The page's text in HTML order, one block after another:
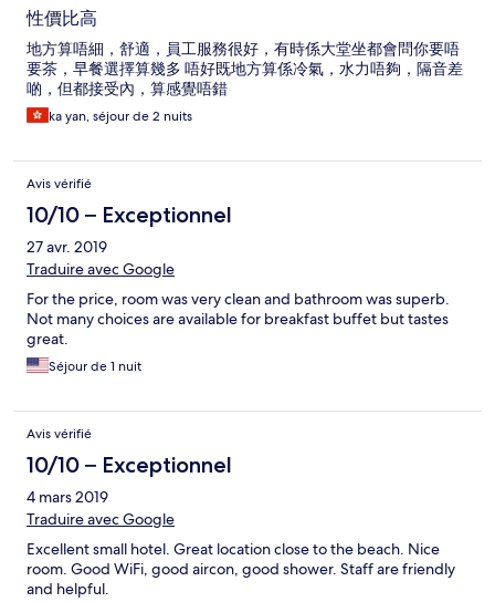
性價比高
地方算唔細，舒適，員工服務很好，有時係大堂坐都會問你要唔
要茶，早餐選擇算幾多 唔好既地方算係冷氣，水力唔夠，隔音差
啲，但都接受內，算感覺唔錯
ka yan, séjour de 2 nuits
Avis vérifié
10/10 – Exceptionnel
27 avr. 2019
Traduire avec Google
For the price, room was very clean and bathroom was superb.
Not many choices are available for breakfast buffet but tastes
great.
Séjour de 1 nuit
Avis vérifié
10/10 – Exceptionnel
4 mars 2019
Traduire avec Google
Excellent small hotel. Great location close to the beach. Nice
room. Good WiFi, good aircon, good shower. Staff are friendly
and helpful.